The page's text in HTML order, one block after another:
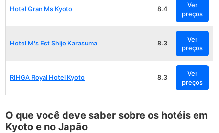
Hotel Gran Ms Kyoto 8.4
Ver
preços
Hotel M's Est Shijo Karasuma 8.3
Ver
preços
RIHGA Royal Hotel Kyoto 8.3
Ver
preços
O que você deve saber sobre os hotéis em
Kyoto e no Japão